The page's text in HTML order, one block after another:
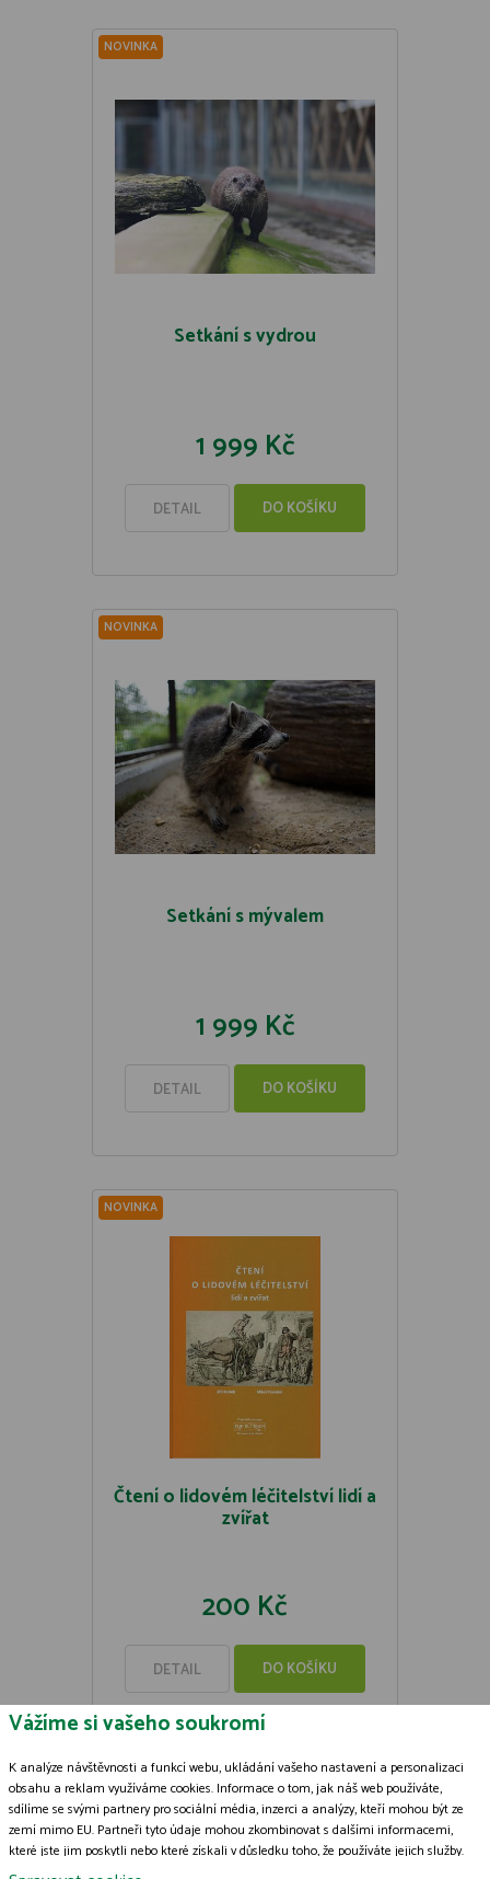
NOVINKA
Setkání s vydrou
1 999 Kč
DETAIL DO KOŠÍKU
NOVINKA
Setkání s mývalem
1 999 Kč
DETAIL DO KOŠÍKU
NOVINKA
Čtení o lidovém léčitelství lidí a
zvířat
200 Kč
DETAIL DO KOŠÍKU
© 2009-2026 ČSOP Vlašim,všechna práva vyhrazena
Zásady zpracování souborů cookies
Vážíme si vašeho soukromí
K analýze návštěvnosti a funkcí webu, ukládání vašeho nastavení a personalizaci
obsahu a reklam využíváme cookies. Informace o tom, jak náš web používáte,
sdílíme se svými partnery pro sociální média, inzerci a analýzy, kteří mohou být ze
zemí mimo EU. Partneři tyto údaje mohou zkombinovat s dalšími informacemi,
které jste jim poskytli nebo které získali v důsledku toho, že používáte jejich služby.
Podrobné informace